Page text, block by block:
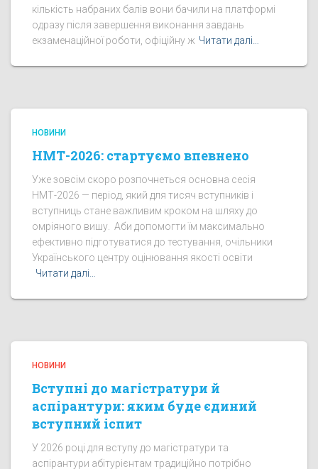
кількість набраних балів вони бачили на платформі
одразу після завершення виконання завдань
екзаменаційної роботи, офіційну ж Читати далі…
НОВИНИ
НМТ-2026: стартуємо впевнено
Уже зовсім скоро розпочнеться основна сесія
НМТ-2026 — період, який для тисяч вступників і
вступниць стане важливим кроком на шляху до
омріяного вишу. Аби допомогти їм максимально
ефективно підготуватися до тестування, очільники
Українського центру оцінювання якості освіти
Читати далі…
НОВИНИ
Вступні до магістратури й
аспірантури: яким буде єдиний
вступний іспит
У 2026 році для вступу до магістратури та
аспірантури абітурієнтам традиційно потрібно